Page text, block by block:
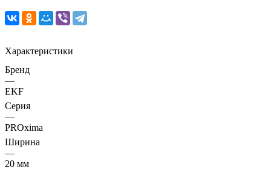
Характеристики
Бренд
—
EKF
Серия
—
PROxima
Ширина
—
20 мм